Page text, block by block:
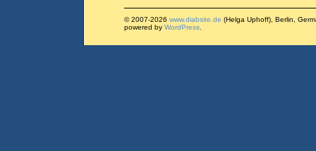
© 2007-2026 www.diabsite.de (Helga Uphoff), Berlin,
powered by WordPress.